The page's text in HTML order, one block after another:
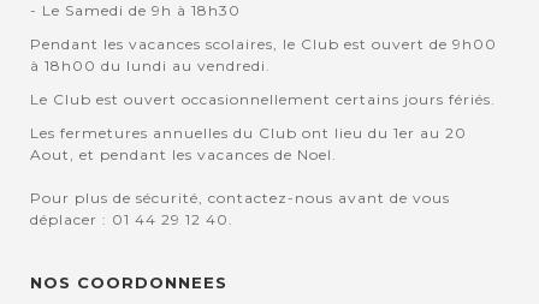
- Le Samedi de 9h à 18h30
Pendant les vacances scolaires, le Club est ouvert de 9h00
à 18h00 du lundi au vendredi.
Le Club est ouvert occasionnellement certains jours fériés.
Les fermetures annuelles du Club ont lieu du 1er au 20
Aout, et pendant les vacances de Noel.
Pour plus de sécurité, contactez-nous avant de vous
déplacer : 01 44 29 12 40.
NOS COORDONNEES